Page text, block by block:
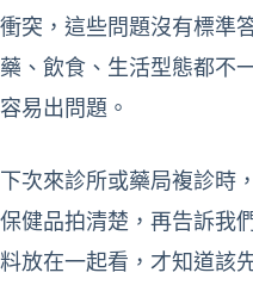
衝突，這些問題沒有標準
藥、飲食、生活型態都不
容易出問題。
下次來診所或藥局複診時
保健品拍清楚，再告訴我
料放在一起看，才知道該